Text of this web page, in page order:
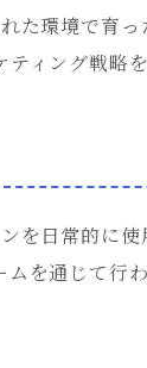
た環境で育
ィング戦略
を日常的に
を通じて行